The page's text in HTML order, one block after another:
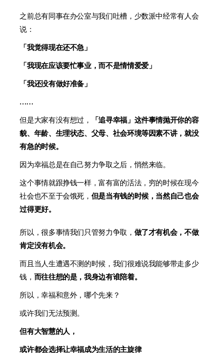
之前总有同事在办公室与我们吐槽，少数派中经常有人会
说：
「我觉得现在还不急」
「我现在应该要忙事业，而不是情情爱爱」
「我还没有做好准备」
……
但是大家有没有想过，
「追寻幸福」这件事情抛开你的容
貌、年龄、生理状态、父母、社会环境等因素不讲，就没
有急的时候。
因为幸福总是在自己努力争取之后，悄然来临。
这个事情就跟挣钱一样，富有富的活法，穷的时候在现今
社会也不至于会饿死， 但是当有钱的时候，当然自己也会
过得更好。
所以，很多事情我们只管努力争取， 做了才有机会，不做
肯定没有机会。
而且当人生遭遇不测的时候，我们很难说我能够带走多少
钱， 而往往想的是，我身边有谁陪着。
所以，幸福和意外，哪个先来？
或许我们无法预测。
但有大智慧的人，
或许都会选择让幸福成为生活的主旋律